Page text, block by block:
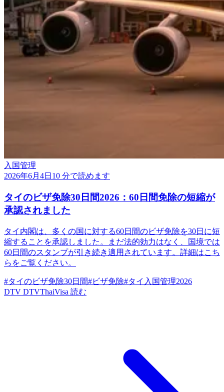
入国管理
2026年6月4日 10 分で読めます
タイのビザ免除30日間2026：60日間免除の短縮が
承認されました
タイ内閣は、多くの国に対する60日間のビザ免除を30日に短
縮することを承認しました。まだ法的効力はなく、国境では
60日間のスタンプが引き続き適用されています。詳細はこち
らをご覧ください。
#タイのビザ免除30日間#ビザ免除#タイ入国管理2026
DTV DTVThaiVisa 読む